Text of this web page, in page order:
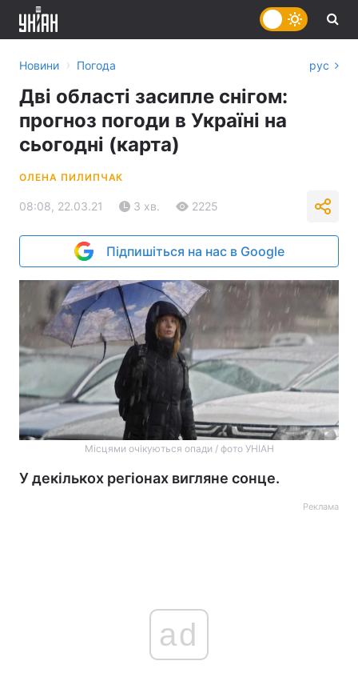
Новини › Погода рус
Дві області засипле снігом:
прогноз погоди в Україні на
сьогодні (карта)
ОЛЕНА ПИЛИПЧАК
08:08, 22.03.21 3 хв. 2225
Підпишіться на нас в Google
Місцями очікуються опади / фото УНІАН
У декількох регіонах вигляне сонце.
Реклама
ad